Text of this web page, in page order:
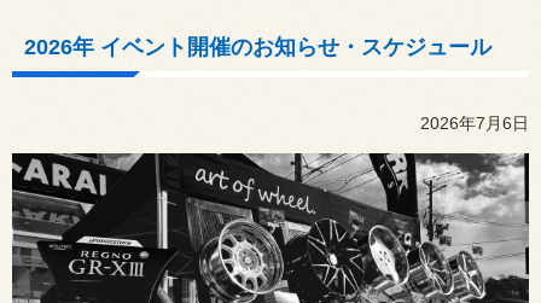
2026年 イベント開催のお知らせ・スケジュール
2026年7月6日